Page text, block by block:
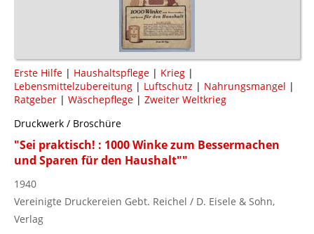
Erste Hilfe | Haushaltspflege | Krieg |
Lebensmittelzubereitung | Luftschutz | Nahrungsmangel |
Ratgeber | Wäschepflege | Zweiter Weltkrieg
Druckwerk / Broschüre
"Sei praktisch! : 1000 Winke zum Bessermachen
und Sparen für den Haushalt""
1940
Vereinigte Druckereien Gebt. Reichel / D. Eisele & Sohn,
Verlag